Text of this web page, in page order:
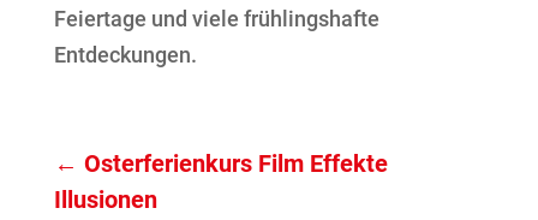
Feiertage und viele frühlingshafte
Entdeckungen.
← Osterferienkurs Film Effekte
Illusionen